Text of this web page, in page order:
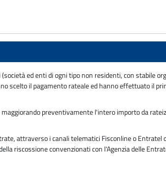
ed enti di ogni tipo non residenti, con stabile
scelto il pagamento rateale ed hanno effettuato il
preventivamente l'intero importo da
attraverso i canali telematici Fisconline o Entratel
riscossione convenzionati con l'Agenzia delle